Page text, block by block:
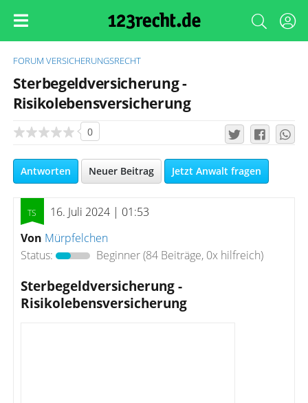
FORUM VERSICHERUNGSRECHT
Sterbegeldversicherung -
Risikolebensversicherung
0
Antworten Neuer Beitrag Jetzt Anwalt fragen
16. Juli 2024 | 01:53
Von Mürpfelchen
Status:
Beginner(84 Beiträge, 0x hilfreich)
Sterbegeldversicherung -
Risikolebensversicherung